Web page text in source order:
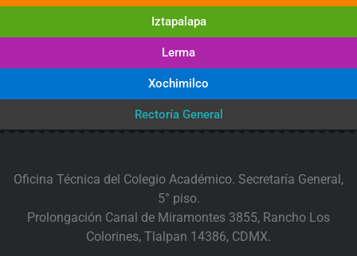
Iztapalapa
Lerma
Xochimilco
Rectoría General
Oficina Técnica del Colegio Académico. Secretaría General,
5° piso.
Prolongación Canal de Miramontes 3855, Rancho Los
Colorines, Tlalpan 14386, CDMX.